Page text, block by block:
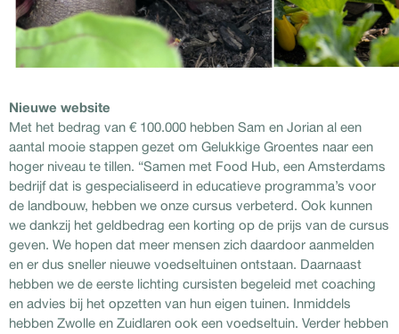
Nieuwe website
Met het bedrag van € 100.000 hebben Sam en Jorian al een
aantal mooie stappen gezet om Gelukkige Groentes naar een
hoger niveau te tillen. “Samen met Food Hub, een Amsterdams
bedrijf dat is gespecialiseerd in educatieve programma’s voor
de landbouw, hebben we onze cursus verbeterd. Ook kunnen
we dankzij het geldbedrag een korting op de prijs van de cursus
geven. We hopen dat meer mensen zich daardoor aanmelden
en er dus sneller nieuwe voedseltuinen ontstaan. Daarnaast
hebben we de eerste lichting cursisten begeleid met coaching
en advies bij het opzetten van hun eigen tuinen. Inmiddels
hebben Zwolle en Zuidlaren ook een voedseltuin. Verder hebben